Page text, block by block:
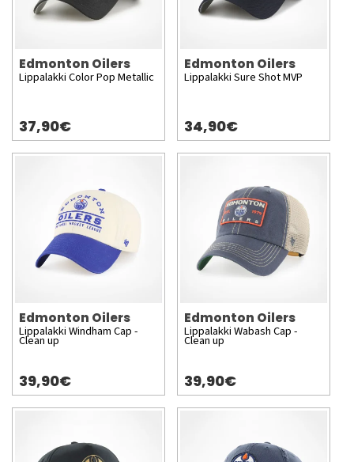
Edmonton Oilers
Lippalakki Color Pop Metallic
37,90€
Edmonton Oilers
Lippalakki Sure Shot MVP
34,90€
Edmonton Oilers
Lippalakki Windham Cap -
Clean up
39,90€
Edmonton Oilers
Lippalakki Wabash Cap -
Clean up
39,90€